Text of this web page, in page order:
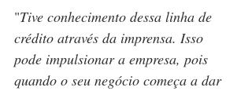
"Tive conhecimento dessa linha de
crédito através da imprensa. Isso
pode impulsionar a empresa, pois
quando o seu negócio começa a dar